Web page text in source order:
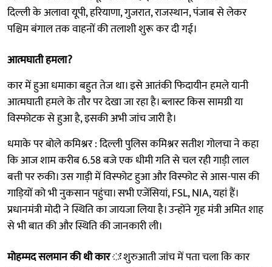
दिल्ली के अलावा यूपी, हरियाणा, गुजरात, राजस्‍थान, पंजाब से लेकर
पश्चिम बंगाल तक वाहनों की तलाशी शुरू कर दी गई।
आत्मघाती हमला?
कार में हुआ धमाका बहुत तेज था। इसे आतंकी फिदायीन हमले यानी
आत्मघाती हमले के तौर पर देखा जा रहा है। ब्लास्ट किस सामग्री या
विस्फोटक से हुआ है, इसकी अभी जांच जारी है।
धमाके पर बोले कमिश्नर : दिल्ली पुलिस कमिश्नर सतीश गोलचा ने कहा
कि आज शाम करीब 6.58 बजे एक धीमी गति से चल रही गाड़ी लाल
बत्ती पर रुकी। उस गाड़ी में विस्फोट हुआ और विस्फोट से आस-पास की
गाड़ियों को भी नुकसान पहुंचा। सभी एजेंसियां, FSL, NIA, यहां हैं।
प्रधानमंत्री मोदी ने स्थिति का जायजा लिया है। उन्होंने गृह मंत्री अमित शाह
से भी बात की और स्थिति की जानकारी ली।
मोहम्मद सलमान की थी कार ःशुरुआती जांच में पता चला कि कार